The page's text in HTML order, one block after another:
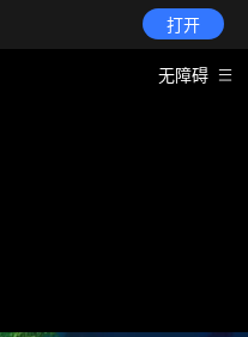
打开
无障碍